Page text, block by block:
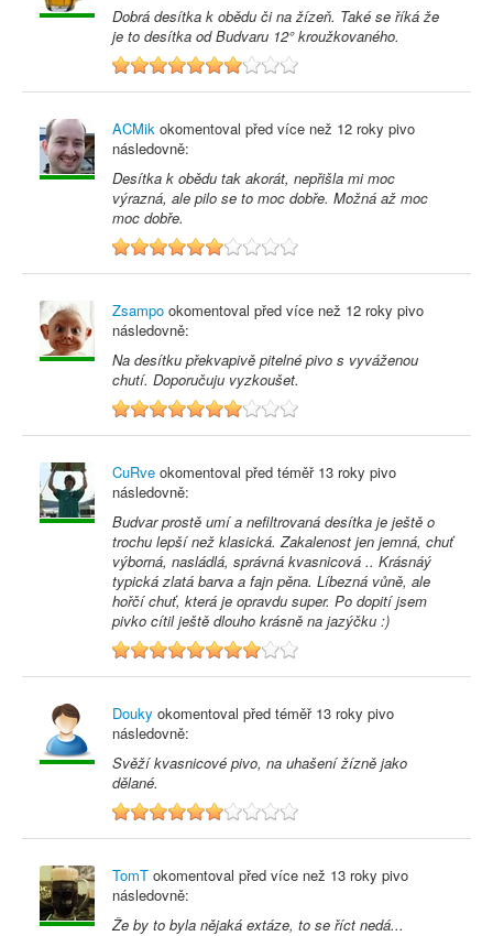
Dobrá desítka k obědu či na žízeň. Také se říká že
je to desítka od Budvaru 12° kroužkovaného.
7
ACMik okomentoval před více než 12 roky pivo
následovně:
Desítka k obědu tak akorát, nepřišla mi moc
výrazná, ale pilo se to moc dobře. Možná až moc
moc dobře.
6
Zsampo okomentoval před více než 12 roky pivo
následovně:
Na desítku překvapivě pitelné pivo s vyváženou
chutí. Doporučuju vyzkoušet.
7
CuRve okomentoval před téměř 13 roky pivo
následovně:
Budvar prostě umí a nefiltrovaná desítka je ještě o
trochu lepší než klasická. Zakalenost jen jemná, chuť
výborná, nasládlá, správná kvasnicová .. Krásnáý
typická zlatá barva a fajn pěna. Líbezná vůně, ale
hořčí chuť, která je opravdu super. Po dopití jsem
pivko cítil ještě dlouho krásně na jazýčku :)
8
Douky okomentoval před téměř 13 roky pivo
následovně:
Svěží kvasnicové pivo, na uhašení žízně jako
dělané.
6
TomT okomentoval před více než 13 roky pivo
následovně:
Že by to byla nějaká extáze, to se říct nedá...